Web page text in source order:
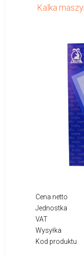
Kalka
Cena netto
Jednostka
VAT
Wysyłka
Kod produktu